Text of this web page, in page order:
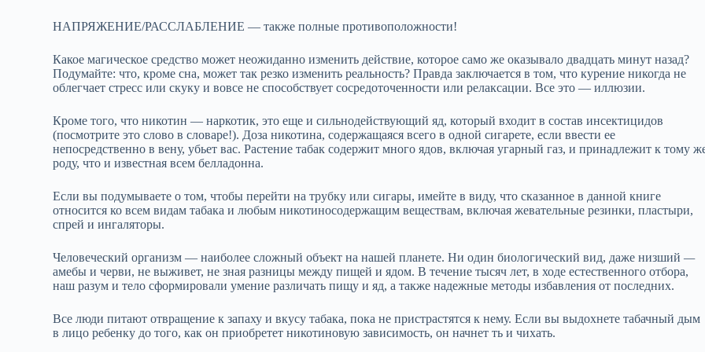
НАПРЯЖЕНИЕ/РАССЛАБЛЕНИЕ — также полные противоположности!
Какое магическое средство может неожиданно изменить действие, которое само же оказывало двадцать минут назад?
Подумайте: что, кроме сна, может так резко изменить реальность? Правда заключается в том, что курение никогда не
облегчает стресс или скуку и вовсе не способствует сосредоточенности или релаксации. Все это — иллюзии.
Кроме того, что никотин — наркотик, это еще и сильнодействующий яд, который входит в состав инсектицидов
(посмотрите это слово в словаре!). Доза никотина, содержащаяся всего в одной сигарете, если ввести ее
непосредственно в вену, убьет вас. Растение табак содержит много ядов, включая угарный газ, и принадлежит к тому
роду, что и известная всем белладонна.
Если вы подумываете о том, чтобы перейти на трубку или сигары, имейте в виду, что сказанное в данной книге
относится ко всем видам табака и любым никотиносодержащим веществам, включая жевательные резинки, пластыри,
спрей и ингаляторы.
Человеческий организм — наиболее сложный объект на нашей планете. Ни один биологический вид, даже низший—
амебы и черви, не выживет, не зная разницы между пищей и ядом. В течение тысяч лет, в ходе естественного отбора,
наш разум и тело сформировали умение различать пищу и яд, а также надежные методы избавления от последних.
Все люди питают отвращение к запаху и вкусу табака, пока не пристрастятся к нему. Если вы выдохнете табачный дым
в лицо ребенку до того, как он приобретет никотиновую зависимость, он начнет ть и чихать.